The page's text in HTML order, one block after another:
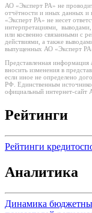
АО «Эксперт РА» не
отчётности и иных данных и
«Эксперт РА» не несет
интерпретациями,
или косвенно связанными с
действиями, а также
выпущенных АО «Эксперт
Представленная информация
вносить изменения в
если иное не определено
РФ. Единственным
официальный интернет-сайт
Рейтинги
Рейтинги
Аналитика
Динамика